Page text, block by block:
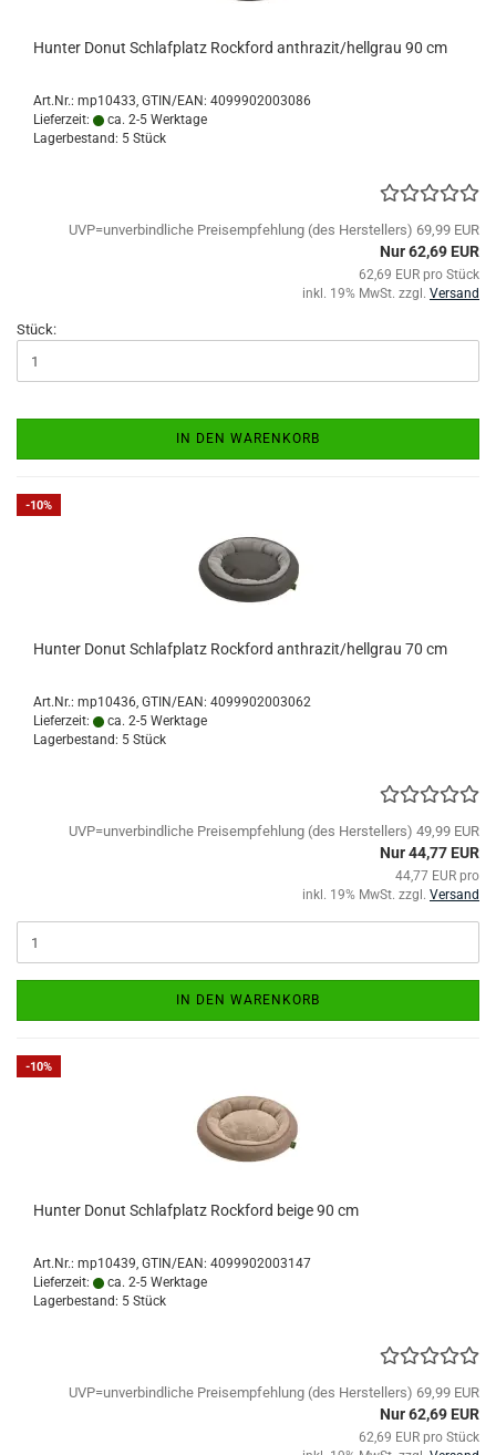
Hunter Donut Schlafplatz Rockford anthrazit/hellgrau 90 cm
Art.Nr.: mp10433 GTIN/EAN: 4099902003086
Lieferzeit:
ca. 2-5 Werktage
Lagerbestand: 5 Stück
UVP=unverbindliche Preisempfehlung (des Herstellers) 69,99 EUR
Nur 62,69 EUR
62,69 EUR pro Stück
inkl. 19% MwSt. zzgl. Versand
Stück:
IN DEN WARENKORB
-10%
Hunter Donut Schlafplatz Rockford anthrazit/hellgrau 70 cm
Art.Nr.: mp10436 GTIN/EAN: 4099902003062
Lieferzeit:
ca. 2-5 Werktage
Lagerbestand: 5 Stück
UVP=unverbindliche Preisempfehlung (des Herstellers) 49,99 EUR
Nur 44,77 EUR
44,77 EUR pro
inkl. 19% MwSt. zzgl. Versand
IN DEN WARENKORB
-10%
Hunter Donut Schlafplatz Rockford beige 90 cm
Art.Nr.: mp10439 GTIN/EAN: 4099902003147
Lieferzeit:
ca. 2-5 Werktage
Lagerbestand: 5 Stück
UVP=unverbindliche Preisempfehlung (des Herstellers) 69,99 EUR
Nur 62,69 EUR
62,69 EUR pro Stück